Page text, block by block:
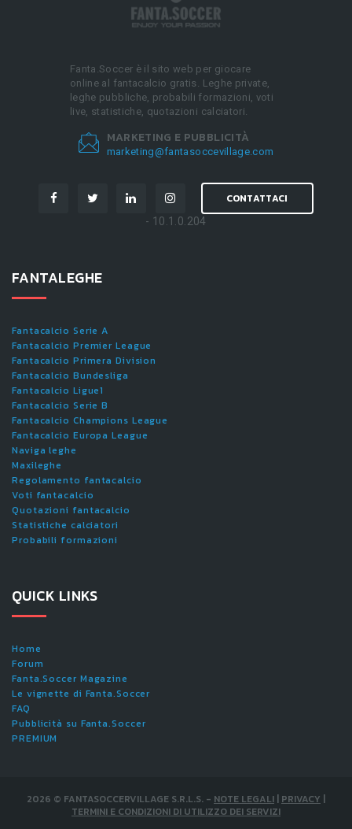
Fanta.Soccer è il sito web per giocare
online al fantacalcio gratis. Leghe private,
leghe pubbliche, probabili formazioni, voti
live, statistiche, quotazioni calciatori.
MARKETING E PUBBLICITÀ
marketing@fantasoccevillage.com
CONTATTACI
- 10.1.0.204
FANTALEGHE
Fantacalcio Serie A
Fantacalcio Premier League
Fantacalcio Primera Division
Fantacalcio Bundesliga
Fantacalcio Ligue1
Fantacalcio Serie B
Fantacalcio Champions League
Fantacalcio Europa League
Naviga leghe
Maxileghe
Regolamento fantacalcio
Voti fantacalcio
Quotazioni fantacalcio
Statistiche calciatori
Probabili formazioni
QUICK LINKS
Home
Forum
Fanta.Soccer Magazine
Le vignette di Fanta.Soccer
FAQ
Pubblicità su Fanta.Soccer
PREMIUM
2026 © FANTASOCCERVILLAGE S.R.L.S. - NOTE LEGALI | PRIVACY |
TERMINI E CONDIZIONI DI UTILIZZO DEI SERVIZI